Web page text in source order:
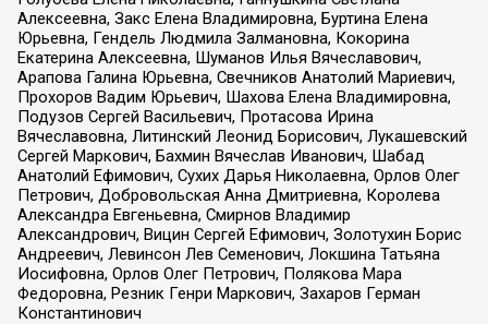
Алексеевна, Закс Елена Владимировна, Буртина Елена
Юрьевна, Гендель Людмила Залмановна, Кокорина
Екатерина Алексеевна, Шуманов Илья Вячеславович,
Арапова Галина Юрьевна, Свечников Анатолий Мариевич,
Прохоров Вадим Юрьевич, Шахова Елена Владимировна,
Подузов Сергей Васильевич, Протасова Ирина
Вячеславовна, Литинский Леонид Борисович, Лукашевский
Сергей Маркович, Бахмин Вячеслав Иванович, Шабад
Анатолий Ефимович, Сухих Дарья Николаевна, Орлов Олег
Петрович, Добровольская Анна Дмитриевна, Королева
Александра Евгеньевна, Смирнов Владимир
Александрович, Вицин Сергей Ефимович, Золотухин Борис
Андреевич, Левинсон Лев Семенович, Локшина Татьяна
Иосифовна, Орлов Олег Петрович, Полякова Мара
Федоровна, Резник Генри Маркович, Захаров Герман
Константинович